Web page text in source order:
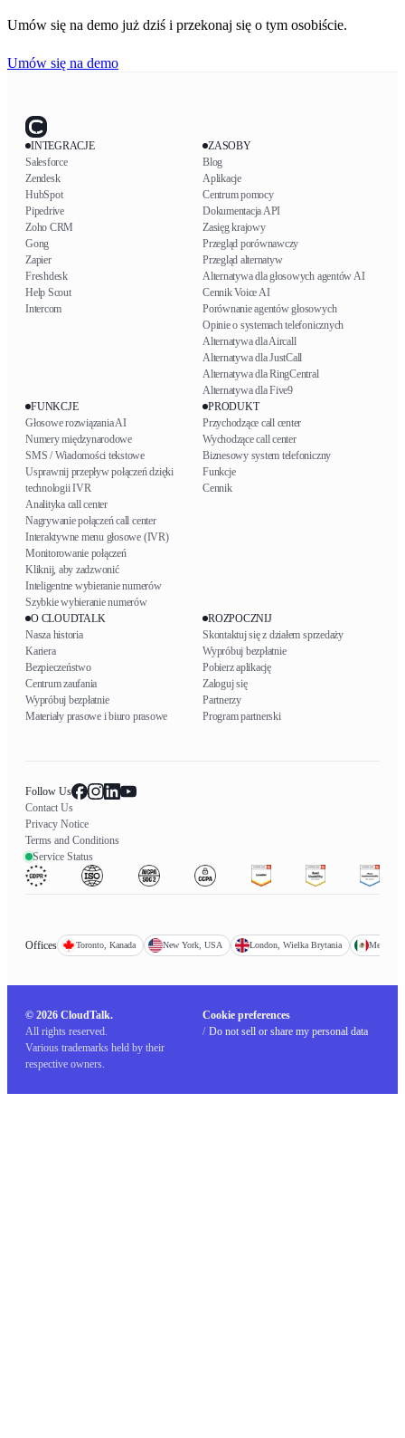
Umów się na demo już dziś i przekonaj się o tym osobiście.
Umów się na demo
INTEGRACJE
Salesforce
Zendesk
HubSpot
Pipedrive
Zoho CRM
Gong
Zapier
Freshdesk
Help Scout
Intercom
ZASOBY
Blog
Aplikacje
Centrum pomocy
Dokumentacja API
Zasięg krajowy
Przegląd porównawczy
Przegląd alternatyw
Alternatywa dla głosowych agentów AI
Cennik Voice AI
Porównanie agentów głosowych
Opinie o systemach telefonicznych
Alternatywa dla Aircall
Alternatywa dla JustCall
Alternatywa dla RingCentral
Alternatywa dla Five9
FUNKCJE
Głosowe rozwiązania AI
Numery międzynarodowe
SMS / Wiadomości tekstowe
Usprawnij przepływ połączeń dzięki
technologii IVR
Analityka call center
Nagrywanie połączeń call center
Interaktywne menu głosowe (IVR)
Monitorowanie połączeń
Kliknij, aby zadzwonić
Inteligentne wybieranie numerów
Szybkie wybieranie numerów
PRODUKT
Przychodzące call center
Wychodzące call center
Biznesowy system telefoniczny
Funkcje
Cennik
O CLOUDTALK
Nasza historia
Kariera
Bezpieczeństwo
Centrum zaufania
Wypróbuj bezpłatnie
Materiały prasowe i biuro prasowe
ROZPOCZNIJ
Skontaktuj się z działem sprzedaży
Wypróbuj bezpłatnie
Pobierz aplikację
Zaloguj się
Partnerzy
Program partnerski
Follow Us
Contact Us
Privacy Notice
Terms and Conditions
Service Status
Offices Toronto, Kanada New York, USA London, Wielka Brytania Mexico
© 2026 CloudTalk.
All rights reserved.
Various trademarks held by their
respective owners.
Cookie preferences
/ Do not sell or share my personal data